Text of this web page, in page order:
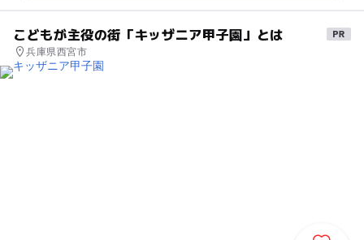
こどもが主役の街「キッザニア甲子園」とは
兵庫県西宮市